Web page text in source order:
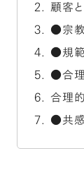
2. 顧客と
3. ●宗
4. ●規
5. ●合
6. 合理的
7. ●共